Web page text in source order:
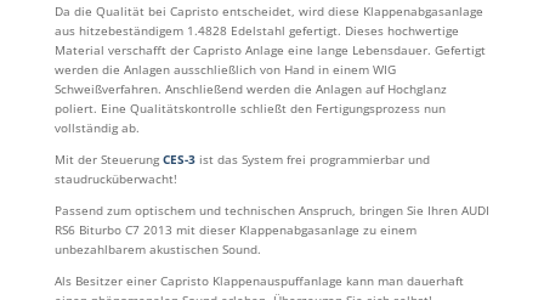
Da die Qualität bei Capristo entscheidet, wird diese Klappenabgasanlage
aus hitzebeständigem 1.4828 Edelstahl gefertigt. Dieses hochwertige
Material verschafft der Capristo Anlage eine lange Lebensdauer. Gefertigt
werden die Anlagen ausschließlich von Hand in einem WIG
Schweißverfahren. Anschließend werden die Anlagen auf Hochglanz
poliert. Eine Qualitätskontrolle schließt den Fertigungsprozess nun
vollständig ab.
Mit der Steuerung CES-3ist das System frei programmierbar und
staudrucküberwacht!
Passend zum optischem und technischen Anspruch, bringen Sie Ihren AUDI
RS6 Biturbo C7 2013 mit dieser Klappenabgasanlage zu einem
unbezahlbarem akustischen Sound.
Als Besitzer einer Capristo Klappenauspuffanlage kann man dauerhaft